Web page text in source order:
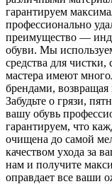
гарантируем
профессионально
преимущество —
обуви. Мы
средства для
мастера имеют
брендами,
Забудьте о грязи,
вашу обувь
гарантируем, что
очищена до самой
качеством ухода за
нам и получите
оправдает все ваши